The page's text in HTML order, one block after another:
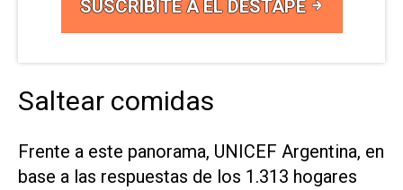
SUSCRIBITE A EL DESTAPE
Saltear comidas
Frente a este panorama, UNICEF Argentina, en
base a las respuestas de los 1.313 hogares